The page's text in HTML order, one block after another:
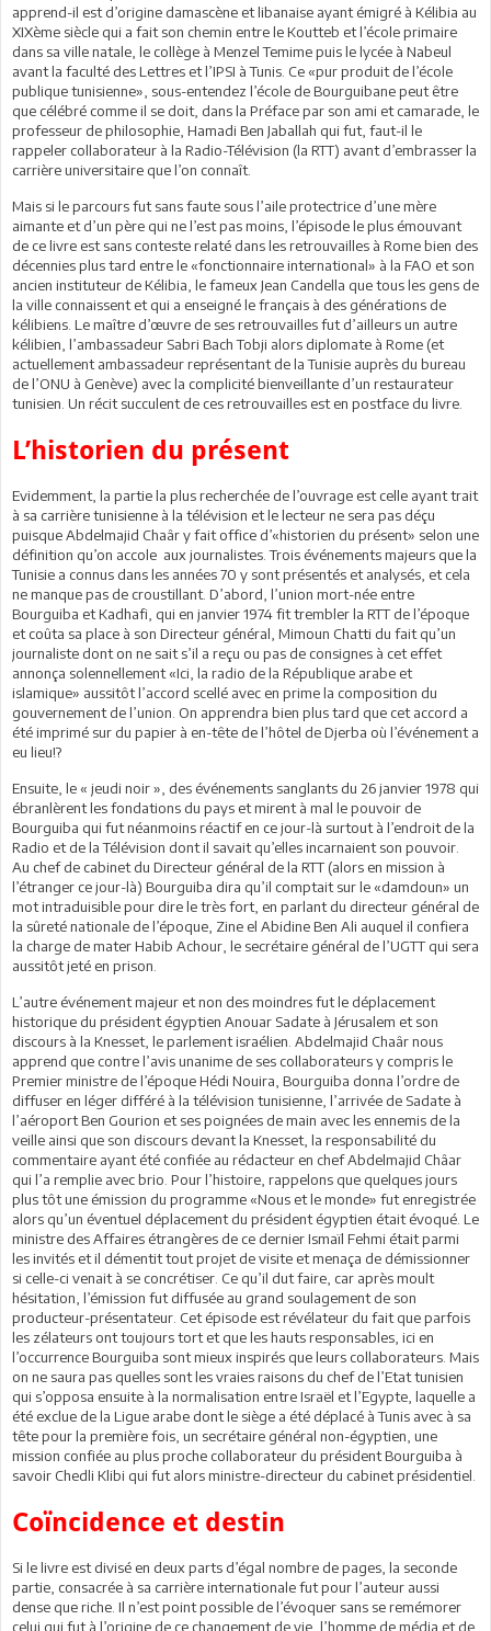
apprend-il est d’origine damascène et libanaise ayant émigré à Kélibia au
XIXème siècle qui a fait son chemin entre le Koutteb et l’école primaire
dans sa ville natale, le collège à Menzel Temime puis le lycée à Nabeul
avant la faculté des Lettres et l’IPSI à Tunis. Ce «pur produit de l’école
publique tunisienne», sous-entendez l’école de Bourguibane peut être
que célébré comme il se doit, dans la Préface par son ami et camarade, le
professeur de philosophie, Hamadi Ben Jaballah qui fut, faut-il le
rappeler collaborateur à la Radio-Télévision (la RTT) avant d’embrasser la
carrière universitaire que l’on connaît.
Mais si le parcours fut sans faute sous l’aile protectrice d’une mère
aimante et d’un père qui ne l’est pas moins, l’épisode le plus émouvant
de ce livre est sans conteste relaté dans les retrouvailles à Rome bien des
décennies plus tard entre le «fonctionnaire international» à la FAO et son
ancien instituteur de Kélibia, le fameux Jean Candella que tous les gens de
la ville connaissent et qui a enseigné le français à des générations de
kélibiens. Le maître d’œuvre de ses retrouvailles fut d’ailleurs un autre
kélibien, l’ambassadeur Sabri Bach Tobji alors diplomate à Rome (et
actuellement ambassadeur représentant de la Tunisie auprès du bureau
de l’ONU à Genève) avec la complicité bienveillante d’un restaurateur
tunisien. Un récit succulent de ces retrouvailles est en postface du livre.
L’historien du présent
Evidemment, la partie la plus recherchée de l’ouvrage est celle ayant trait
à sa carrière tunisienne à la télévision et le lecteur ne sera pas déçu
puisque Abdelmajid Chaâr y fait office d’«historien du présent» selon une
définition qu’on accole aux journalistes. Trois événements majeurs que la
Tunisie a connus dans les années 70 y sont présentés et analysés, et cela
ne manque pas de croustillant. D’abord, l’union mort-née entre
Bourguiba et Kadhafi, qui en janvier 1974 fit trembler la RTT de l’époque
et coûta sa place à son Directeur général, Mimoun Chatti du fait qu’un
journaliste dont on ne sait s’il a reçu ou pas de consignes à cet effet
annonça solennellement «Ici, la radio de la République arabe et
islamique» aussitôt l’accord scellé avec en prime la composition du
gouvernement de l’union. On apprendra bien plus tard que cet accord a
été imprimé sur du papier à en-tête de l’hôtel de Djerba où l’événement a
eu lieu!?
Ensuite, le « jeudi noir », des événements sanglants du 26 janvier 1978 qui
ébranlèrent les fondations du pays et mirent à mal le pouvoir de
Bourguiba qui fut néanmoins réactif en ce jour-là surtout à l’endroit de la
Radio et de la Télévision dont il savait qu’elles incarnaient son pouvoir.
Au chef de cabinet du Directeur général de la RTT (alors en mission à
l’étranger ce jour-là) Bourguiba dira qu’il comptait sur le «damdoun» un
mot intraduisible pour dire le très fort, en parlant du directeur général de
la sûreté nationale de l’époque, Zine el Abidine Ben Ali auquel il confiera
la charge de mater Habib Achour, le secrétaire général de l’UGTT qui sera
aussitôt jeté en prison.
L’autre événement majeur et non des moindres fut le déplacement
historique du président égyptien Anouar Sadate à Jérusalem et son
discours à la Knesset, le parlement israélien. Abdelmajid Chaâr nous
apprend que contre l’avis unanime de ses collaborateurs y compris le
Premier ministre de l’époque Hédi Nouira, Bourguiba donna l’ordre de
diffuser en léger différé à la télévision tunisienne, l’arrivée de Sadate à
l’aéroport Ben Gourion et ses poignées de main avec les ennemis de la
veille ainsi que son discours devant la Knesset, la responsabilité du
commentaire ayant été confiée au rédacteur en chef Abdelmajid Châar
qui l’a remplie avec brio. Pour l’histoire, rappelons que quelques jours
plus tôt une émission du programme «Nous et le monde» fut enregistrée
alors qu’un éventuel déplacement du président égyptien était évoqué. Le
ministre des Affaires étrangères de ce dernier Ismaïl Fehmi était parmi
les invités et il démentit tout projet de visite et menaça de démissionner
si celle-ci venait à se concrétiser. Ce qu’il dut faire, car après moult
hésitation, l’émission fut diffusée au grand soulagement de son
producteur-présentateur. Cet épisode est révélateur du fait que parfois
les zélateurs ont toujours tort et que les hauts responsables, ici en
l’occurrence Bourguiba sont mieux inspirés que leurs collaborateurs. Mais
on ne saura pas quelles sont les vraies raisons du chef de l’Etat tunisien
qui s’opposa ensuite à la normalisation entre Israël et l’Egypte, laquelle a
été exclue de la Ligue arabe dont le siège a été déplacé à Tunis avec à sa
tête pour la première fois, un secrétaire général non-égyptien, une
mission confiée au plus proche collaborateur du président Bourguiba à
savoir Chedli Klibi qui fut alors ministre-directeur du cabinet présidentiel.
Coïncidence et destin
Si le livre est divisé en deux parts d’égal nombre de pages, la seconde
partie, consacrée à sa carrière internationale fut pour l’auteur aussi
dense que riche. Il n’est point possible de l’évoquer sans se remémorer
celui qui fut à l’origine de ce changement de vie, l’homme de média et de